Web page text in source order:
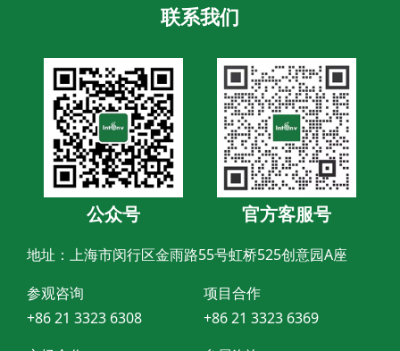
联系我们
公众号 官方客服号
地址：上海市闵行区金雨路55号虹桥525创意园A座
参观咨询
+86 21 3323 6308
项目合作
+86 21 3323 6369